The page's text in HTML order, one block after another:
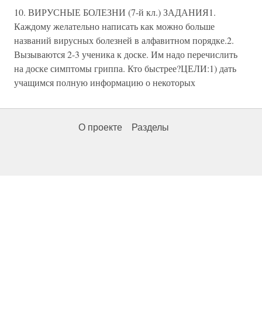
10. ВИРУСНЫЕ БОЛЕЗНИ (7-й кл.) ЗАДАНИЯ1.
Каждому желательно написать как можно больше
названий вирусных болезней в алфавитном порядке.2.
Вызываются 2-3 ученика к доске. Им надо перечислить
на доске симптомы гриппа. Кто быстрее?ЦЕЛИ:1) дать
учащимся полную информацию о некоторых
О проекте Разделы